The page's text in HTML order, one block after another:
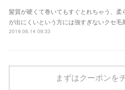
髪質が硬くて巻いてもすぐとれちゃう、柔
が出にくいという方には強すぎないクセ毛
2019.06.14 09:33
まずはクーポンを